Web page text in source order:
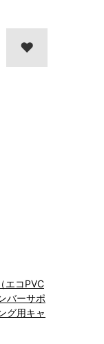
エコPVC
バーサポ
グ用キャ